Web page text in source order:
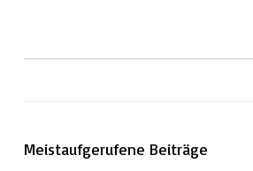
Meistaufgerufene Beiträge